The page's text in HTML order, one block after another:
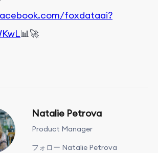
foxdataai?
📊🚀
Natalie Petrova
Product Manager
フォロー Natalie Petrova